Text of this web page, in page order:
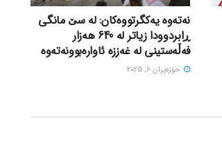
نەتەوە یەکگرتووەکان: لە سێ مانگی
ڕابردوودا زیاتر لە 640 هەزار
فەڵەستینی لە غەززە ئاوارەبوونەتەوە
حوزه‌یران 6, 2025